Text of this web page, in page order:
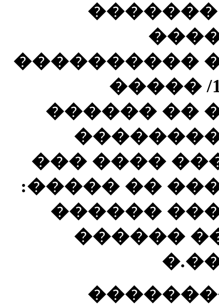
����������
����� /
������ ��
�����ǻ ��
������� ���
��������
������
��� ���